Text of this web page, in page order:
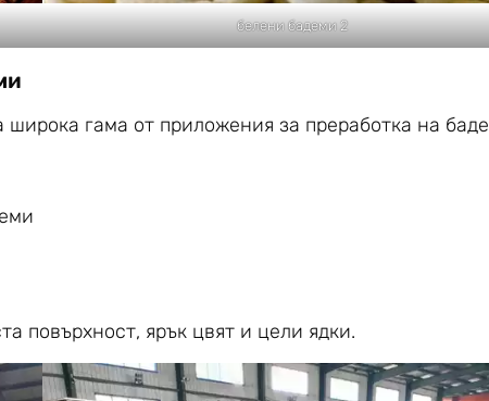
белени бадеми 2
гама от приложения за преработка на
повърхност, ярък цвят и цели ядки.